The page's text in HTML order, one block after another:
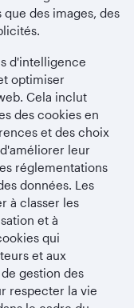
des images, des
d'intelligence
optimiser
Cela inclut
des cookies en
et des choix
leur
réglementations
données. Les
à classer les
et à
qui
et aux
gestion des
respecter la vie